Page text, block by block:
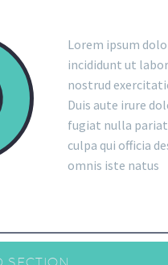
Lorem ipsum
incididunt ut
nostrud
Duis aute irure
fugiat nulla
culpa qui officia
omnis iste natus
SECTION